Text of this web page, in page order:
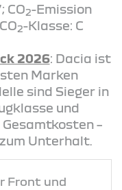
CO2-Emission
2-Klasse: C
2026: Dacia ist
Marken
sind Sieger in
und
–
Unterhalt.